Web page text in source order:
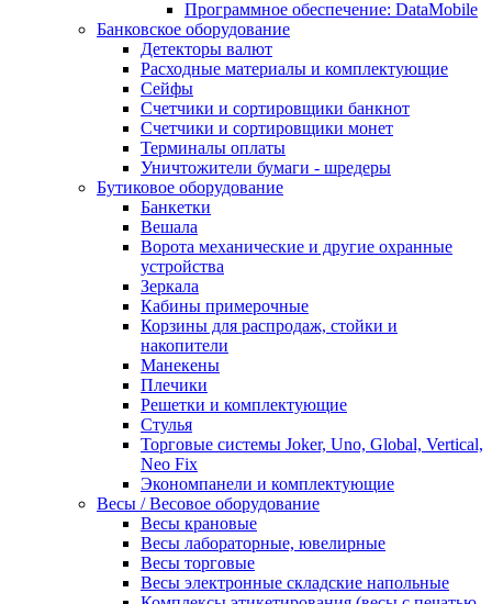
Программное обеспечение: DataMobile
Банковское оборудование
Детекторы валют
Расходные материалы и комплектующие
Сейфы
Счетчики и сортировщики банкнот
Счетчики и сортировщики монет
Терминалы оплаты
Уничтожители бумаги - шредеры
Бутиковое оборудование
Банкетки
Вешала
Ворота механические и другие охранные
устройства
Зеркала
Кабины примерочные
Корзины для распродаж, стойки и
накопители
Манекены
Плечики
Решетки и комплектующие
Стулья
Торговые системы Joker, Uno, Global, Vertical,
Neo Fix
Экономпанели и комплектующие
Весы / Весовое оборудование
Весы крановые
Весы лабораторные, ювелирные
Весы торговые
Весы электронные складские напольные